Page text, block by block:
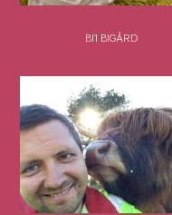
BI1 BIGÅRD